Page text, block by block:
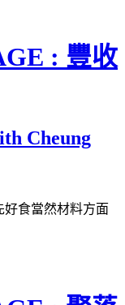
: 豐收
Cheung
食當然材料方面